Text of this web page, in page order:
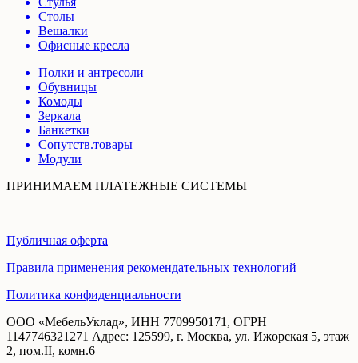
Столы
Вешалки
Офисные кресла
Полки и антресоли
Обувницы
Комоды
Зеркала
Банкетки
Сопутств.товары
Модули
ПРИНИМАЕМ ПЛАТЕЖНЫЕ СИСТЕМЫ
Публичная оферта
Правила применения рекомендательных технологий
Политика конфиденциальности
ООО «МебельУклад», ИНН 7709950171, ОГРН
1147746321271 Адрес: 125599, г. Москва, ул. Ижорская 5, этаж
2, пом.II, комн.6